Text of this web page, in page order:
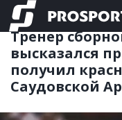
ФУТБОЛ
Тренер
высказался
получил
Саудовской